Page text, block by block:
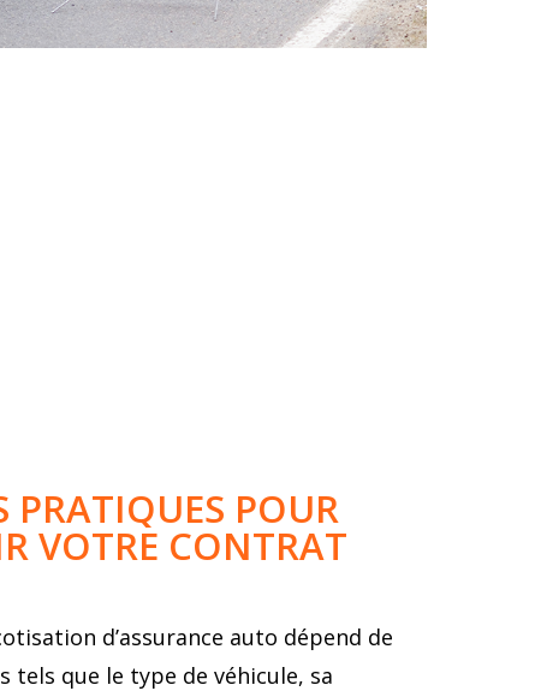
PRATIQUES POUR
VOTRE CONTRAT
d’assurance auto dépend de
tels que le type de véhicule, sa
About Salient